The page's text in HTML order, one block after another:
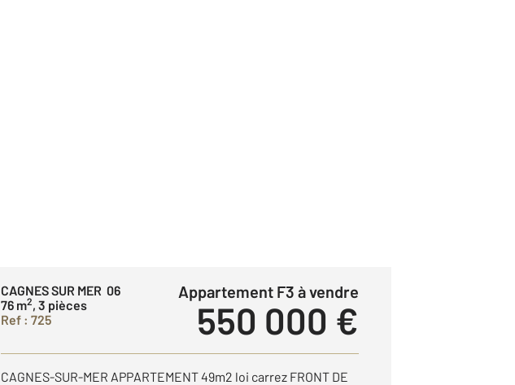
CAGNES SUR MER 06
76 m2, 3 pièces
Ref : 725
Appartement F3 à vendre
550 000 €
CAGNES-SUR-MER APPARTEMENT 49m2 loi carrez FRONT DE